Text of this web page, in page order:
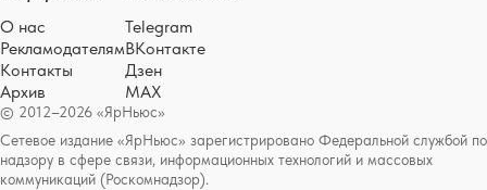
© 2012–2026 «ЯрНьюс»
Сетевое издание «ЯрНьюс» зарегистрировано Федеральной службой по
надзору в сфере связи, информационных технологий и массовых
коммуникаций (Роскомнадзор).
О нас
Рекламодателям
Контакты
Архив
Telegram
ВКонтакте
Дзен
MAX